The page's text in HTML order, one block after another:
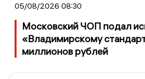
05/08/2026 08:30
Московский ЧОП подал
«Владимирскому
миллионов рублей